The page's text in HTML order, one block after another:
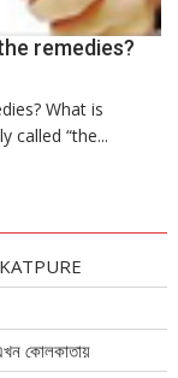
remedies?
What is
called “the...
কোলকাতায়